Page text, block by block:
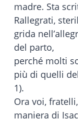
madre. Sta
Rallegrati,
grida
del parto,
perché molti
più di quelli
1).
Ora voi,
maniera di